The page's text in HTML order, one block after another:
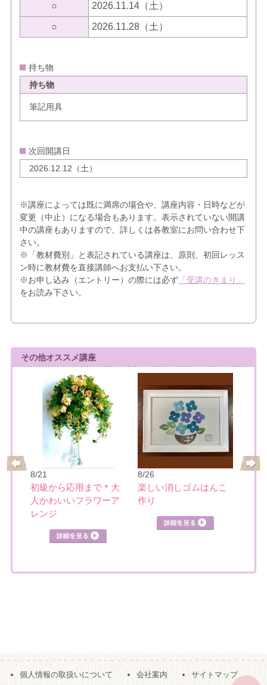
○ 2026.11.14（土）
○ 2026.11.28（土）
持ち物
持ち物
筆記用具
次回開講日
2026.12.12（土）
※講座によっては既に満席の場合や、講座内容・日時などが
変更（中止）になる場合もあります。表示されていない開講
中の講座もありますので、詳しくは各教室にお問い合わせ下
さい。
※「教材費別」と表記されている講座は、原則、初回レッス
ン時に教材費を直接講師へお支払い下さい。
※お申し込み（エントリー）の際には必ず「受講のきまり」
をお読み下さい。
その他オススメ講座
8/21
初級から応用まで＊大
人かわいいフラワーア
レンジ
8/26
楽しい消しゴムはんこ
作り
個人情報の取扱いについて 会社案内 サイトマップ